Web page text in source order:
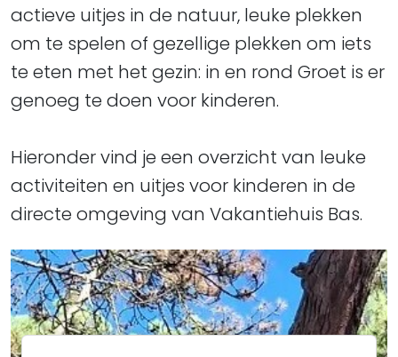
actieve uitjes in de natuur, leuke plekken
om te spelen of gezellige plekken om iets
te eten met het gezin: in en rond Groet is er
genoeg te doen voor kinderen.
​​​​​​​Hieronder vind je een overzicht van leuke
activiteiten en uitjes voor kinderen in de
directe omgeving van Vakantiehuis Bas.